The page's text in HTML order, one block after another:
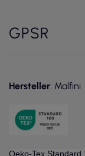
GPSR
Hersteller: Malfini
Oeko-Tex